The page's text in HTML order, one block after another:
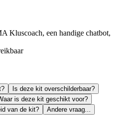
Kluscoach, een handige chatbot,
Is deze kit overschilderbaar?
is deze kit geschikt voor?
van de kit?
Andere vraag...